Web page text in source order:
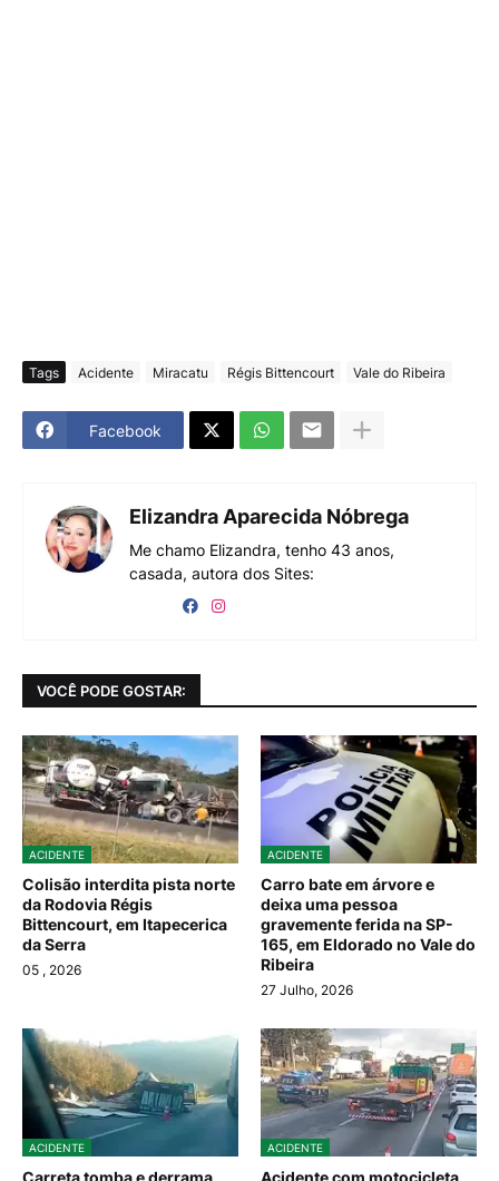
Tags Acidente Miracatu Régis Bittencourt Vale do Ribeira
Facebook
Elizandra Aparecida Nóbrega
Me chamo Elizandra, tenho 43 anos,
casada, autora dos Sites:
VOCÊ PODE GOSTAR:
ACIDENTE
Colisão interdita pista norte
da Rodovia Régis
Bittencourt, em Itapecerica
da Serra
05 , 2026
ACIDENTE
Carro bate em árvore e
deixa uma pessoa
gravemente ferida na SP-
165, em Eldorado no Vale do
Ribeira
27 Julho, 2026
ACIDENTE ACIDENTE